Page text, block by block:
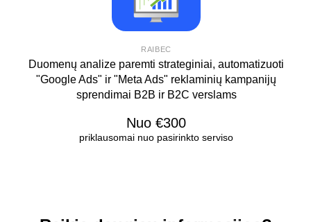
RAIBEC
Duomenų analize paremti strateginiai, automatizuoti
"Google Ads" ir "Meta Ads" reklaminių kampanijų
sprendimai B2B ir B2C verslams
Nuo €300
priklausomai nuo pasirinkto serviso